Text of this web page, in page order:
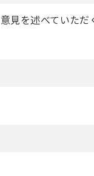
見を述べていた